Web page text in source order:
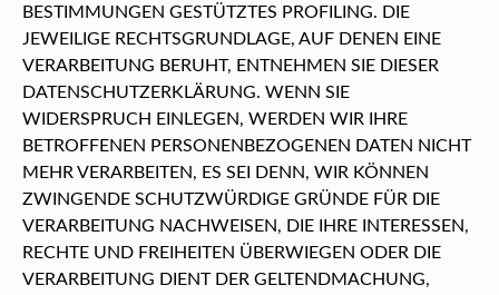
BESTIMMUNGEN GESTÜTZTES PROFILING. DIE
JEWEILIGE RECHTSGRUNDLAGE, AUF DENEN EINE
VERARBEITUNG BERUHT, ENTNEHMEN SIE DIESER
DATENSCHUTZERKLÄRUNG. WENN SIE
WIDERSPRUCH EINLEGEN, WERDEN WIR IHRE
BETROFFENEN PERSONENBEZOGENEN DATEN NICHT
MEHR VERARBEITEN, ES SEI DENN, WIR KÖNNEN
ZWINGENDE SCHUTZWÜRDIGE GRÜNDE FÜR DIE
VERARBEITUNG NACHWEISEN, DIE IHRE INTERESSEN,
RECHTE UND FREIHEITEN ÜBERWIEGEN ODER DIE
VERARBEITUNG DIENT DER GELTENDMACHUNG,